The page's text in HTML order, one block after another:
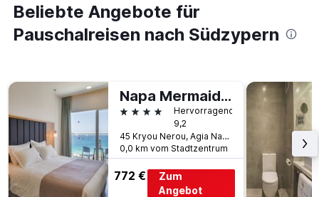
Beliebte Angebote für
Pauschalreisen nach Südzypern
Napa Mermaid Hotel & Suites
4 Sterne
Hervorragend
9,2
45 Kryou Nerou, Agia Napa, Zypern
0,0 km vom Stadtzentrum
772 €
Zum
Angebot